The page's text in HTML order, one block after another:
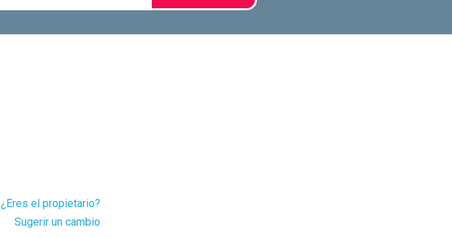
¿Eres el propietario?
Sugerir un cambio